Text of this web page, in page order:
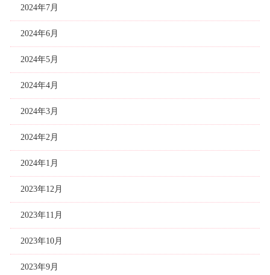
2024年7月
2024年6月
2024年5月
2024年4月
2024年3月
2024年2月
2024年1月
2023年12月
2023年11月
2023年10月
2023年9月